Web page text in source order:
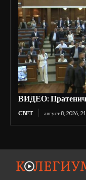
ВИДЕО:
СВЕТ август 8, 2026,